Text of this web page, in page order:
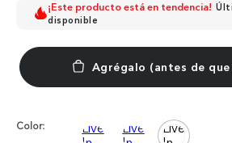
¡Este producto está en tendencia!
disponible
Color: